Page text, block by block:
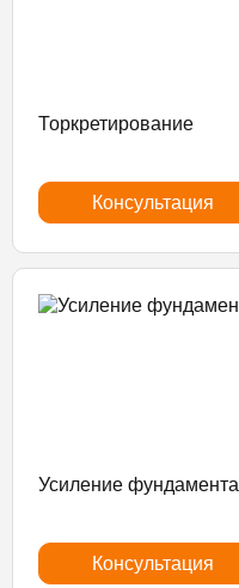
Торкретирование
Консультация
Усиление фундамента
Консультация